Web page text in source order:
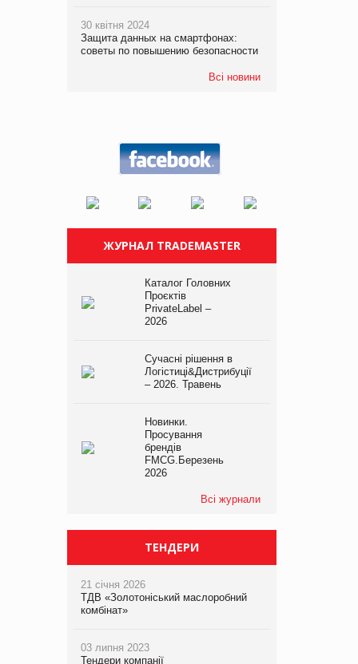
30 квітня 2024
Защита данных на смартфонах:
советы по повышению безопасности
Всі новини
ЖУРНАЛ TRADEMASTER
Каталог Головних
Проєктів
PrivateLabel –
2026
Сучасні рішення в
Логістиці&Дистрибуції
– 2026. Травень
Новинки.
Просування
брендів
FMCG.Березень
2026
Всі журнали
ТЕНДЕРИ
21 січня 2026
ТДВ «Золотоніський маслоробний
комбінат»
03 липня 2023
Тендери компанії